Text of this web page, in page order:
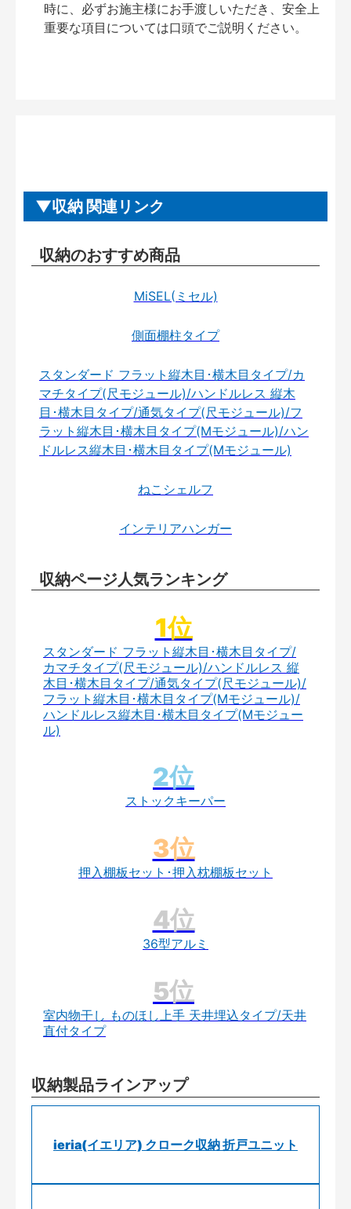
時に、必ずお施主様にお手渡しいただき、安全上
重要な項目については口頭でご説明ください。
収納 関連リンク
収納のおすすめ商品
MiSEL(ミセル)
側面棚柱タイプ
スタンダード フラット縦木目･横木目タイプ/カ
マチタイプ(尺モジュール)/ハンドルレス 縦木
目･横木目タイプ/通気タイプ(尺モジュール)/フ
ラット縦木目･横木目タイプ(Mモジュール)/ハン
ドルレス縦木目･横木目タイプ(Mモジュール)
ねこシェルフ
インテリアハンガー
収納ページ人気ランキング
スタンダード フラット縦木目･横木目タイプ/
カマチタイプ(尺モジュール)/ハンドルレス 縦
木目･横木目タイプ/通気タイプ(尺モジュール)/
フラット縦木目･横木目タイプ(Mモジュール)/
ハンドルレス縦木目･横木目タイプ(Mモジュー
ル)
ストックキーパー
押入棚板セット･押入枕棚板セット
36型アルミ
室内物干し ものほし上手 天井埋込タイプ/天井
直付タイプ
収納製品ラインアップ
ieria(イエリア) クローク収納 折戸ユニット